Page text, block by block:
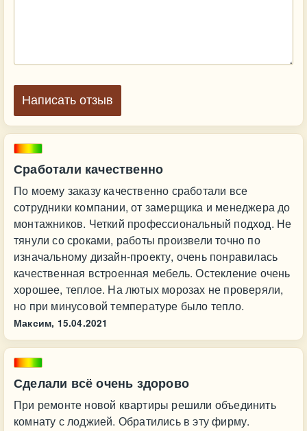
Сработали качественно
По моему заказу качественно сработали все
сотрудники компании, от замерщика и менеджера до
монтажников. Четкий профессиональный подход. Не
тянули со сроками, работы произвели точно по
изначальному дизайн-проекту, очень понравилась
качественная встроенная мебель. Остекление очень
хорошее, теплое. На лютых морозах не проверяли,
но при минусовой температуре было тепло.
Максим, 15.04.2021
Сделали всё очень здорово
При ремонте новой квартиры решили объединить
комнату с лоджией. Обратились в эту фирму.
Написать отзыв